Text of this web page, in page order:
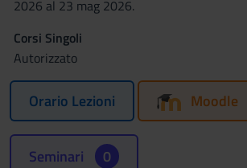
2026 al 23 mag 2026.
Corsi Singoli
Autorizzato
Orario Lezioni Moodle
Seminari 0